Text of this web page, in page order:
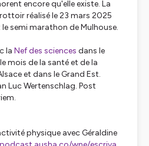
encore qu'elle existe. La
réalisé le 23 mars 2025
semi marathon de Mulhouse.
la Nef des sciences dans le
mois de la santé et de la
et dans le Grand Est.
Luc Wertenschlag. Post
physique avec Géraldine